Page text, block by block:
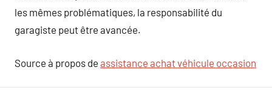
les mêmes problématiques, la responsabilité du
garagiste peut être avancée.
Source à propos de assistance achat véhicule occasion